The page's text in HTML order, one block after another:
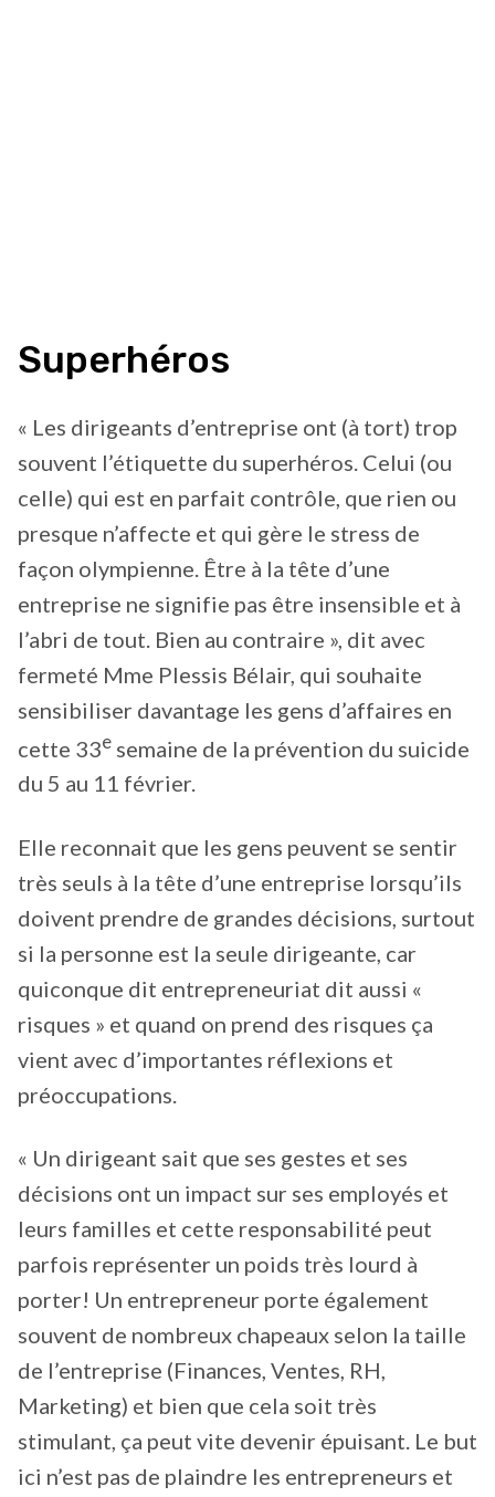
Superhéros
« Les dirigeants d’entreprise ont (à tort) trop
souvent l’étiquette du superhéros. Celui (ou
celle) qui est en parfait contrôle, que rien ou
presque n’affecte et qui gère le stress de
façon olympienne. Être à la tête d’une
entreprise ne signifie pas être insensible et à
l’abri de tout. Bien au contraire », dit avec
fermeté Mme Plessis Bélair, qui souhaite
sensibiliser davantage les gens d’affaires en
cette 33e semaine de la prévention du suicide
du 5 au 11 février.
Elle reconnait que les gens peuvent se sentir
très seuls à la tête d’une entreprise lorsqu’ils
doivent prendre de grandes décisions, surtout
si la personne est la seule dirigeante, car
quiconque dit entrepreneuriat dit aussi «
risques » et quand on prend des risques ça
vient avec d’importantes réflexions et
préoccupations.
« Un dirigeant sait que ses gestes et ses
décisions ont un impact sur ses employés et
leurs familles et cette responsabilité peut
parfois représenter un poids très lourd à
porter! Un entrepreneur porte également
souvent de nombreux chapeaux selon la taille
de l’entreprise (Finances, Ventes, RH,
Marketing) et bien que cela soit très
stimulant, ça peut vite devenir épuisant. Le but
ici n’est pas de plaindre les entrepreneurs et